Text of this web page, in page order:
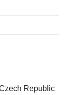
Republic